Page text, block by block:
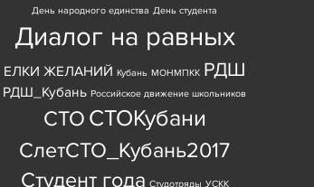
День народного единства День студента
Диалог на равных
ЕЛКИ ЖЕЛАНИЙ Кубань МОНМПКК РДШ
РДШ_Кубань Российское движение школьников
СТО СТОКубани
СлетСТО_Кубань2017
Студент года Студотряды УСКК